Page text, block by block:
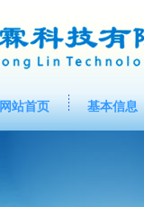
网站首页 基本信息